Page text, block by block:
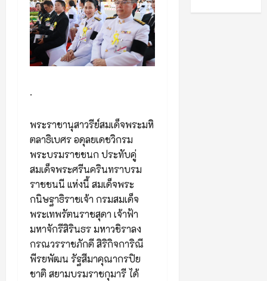
.
พระราชานุสาวรีย์สมเด็จพระมหิ
ตลาธิเบศร อดุลยเดชวิกรม
พระบรมราชชนก ประทับคู่
สมเด็จพระศรีนครินทราบรม
ราชชนนี แห่งนี้ สมเด็จพระ
กนิษฐาธิราชเจ้า กรมสมเด็จ
พระเทพรัตนราชสุดา เจ้าฟ้า
มหาจักรีสิรินธร มหาวชิราลง
กรณวรราชภักดี สิริกิจการิณี
พีรยพัฒน รัฐสีมาคุณากรปิย
ชาติ สยามบรมราชกุมารี ได้